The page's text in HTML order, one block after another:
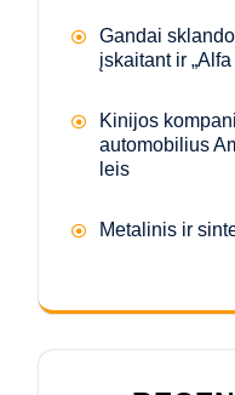
Gandai
įskaitant ir
Kinijos
automobilius
leis
Metalinis ir